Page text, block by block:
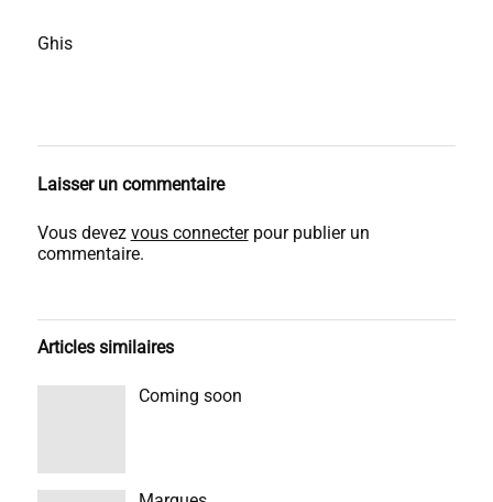
Ghis
Laisser un commentaire
Vous devez vous connecterpour publier un
commentaire.
Articles similaires
Coming soon